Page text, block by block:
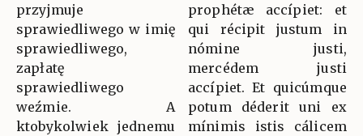
przyjmuje
sprawiedliwego w imię
sprawiedliwego,
zapłatę
sprawiedliwego
weźmie. A
ktobykolwiek jednemu
prophétæ accípiet: et
qui récipit justum in
nómine justi,
mercédem justi
accípiet. Et quicúmque
potum déderit uni ex
mínimis istis cálicem